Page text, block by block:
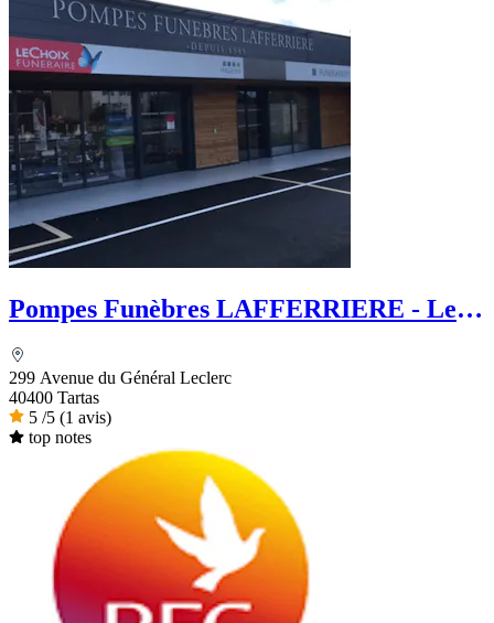
Pompes Funèbres LAFFERRIERE - Le
299 Avenue du Général Leclerc
40400 Tartas
5 /5 (1 avis)
top notes